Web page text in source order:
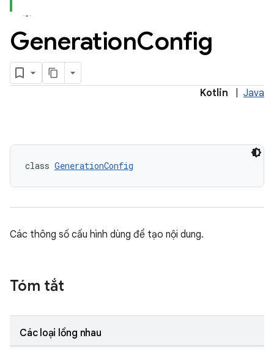
GenerationConfig
Kotlin Java
class GenerationConfig
Các thông số cấu hình dùng để tạo nội dung.
Tóm tắt
Các loại lồng nhau